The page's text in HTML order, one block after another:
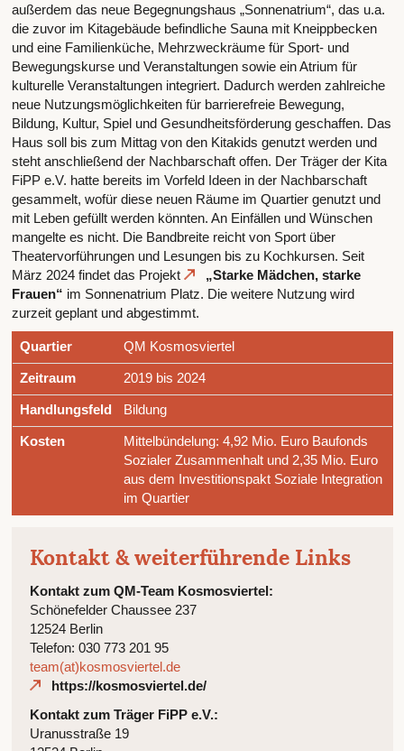
außerdem das neue Begegnungshaus „Sonnenatrium“, das u.a.
die zuvor im Kitagebäude befindliche Sauna mit Kneippbecken
und eine Familienküche, Mehrzweckräume für Sport- und
Bewegungskurse und Veranstaltungen sowie ein Atrium für
kulturelle Veranstaltungen integriert. Dadurch werden zahlreiche
neue Nutzungsmöglichkeiten für barrierefreie Bewegung,
Bildung, Kultur, Spiel und Gesundheitsförderung geschaffen. Das
Haus soll bis zum Mittag von den Kitakids genutzt werden und
steht anschließend der Nachbarschaft offen. Der Träger der Kita
FiPP e.V. hatte bereits im Vorfeld Ideen in der Nachbarschaft
gesammelt, wofür diese neuen Räume im Quartier genutzt und
mit Leben gefüllt werden könnten. An Einfällen und Wünschen
mangelte es nicht. Die Bandbreite reicht von Sport über
Theatervorführungen und Lesungen bis zu Kochkursen. Seit
März 2024 findet das Projekt
„Starke Mädchen, starke
Frauen“ im Sonnenatrium Platz. Die weitere Nutzung wird
zurzeit geplant und abgestimmt.
Quartier QM Kosmosviertel
Zeitraum 2019 bis 2024
Handlungsfeld Bildung
Kosten
Mittelbündelung: 4,92 Mio. Euro Baufonds
Sozialer Zusammenhalt und 2,35 Mio. Euro
aus dem Investitionspakt Soziale Integration
im Quartier
Kontakt & weiterführende Links
Kontakt zum QM-Team Kosmosviertel:
Schönefelder Chaussee 237
12524 Berlin
Telefon: 030 773 201 95
team(at)kosmosviertel.de
https://kosmosviertel.de/
Kontakt zum Träger FiPP e.V.:
Uranusstraße 19